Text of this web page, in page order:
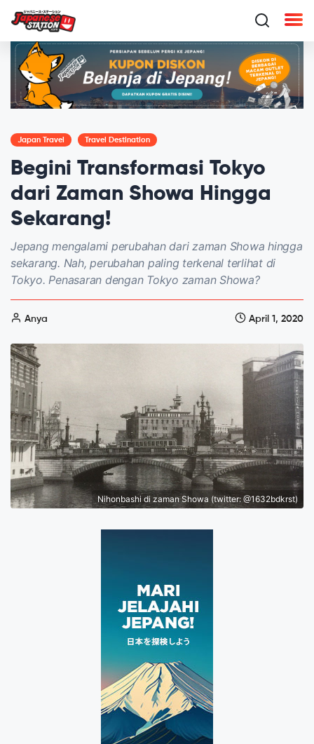
Japan Travel Travel Destination
Begini Transformasi Tokyo
dari Zaman Showa Hingga
Sekarang!
Jepang mengalami perubahan dari zaman Showa hingga
sekarang. Nah, perubahan paling terkenal terlihat di
Tokyo. Penasaran dengan Tokyo zaman Showa?
Anya April 1, 2020
Nihonbashi di zaman Showa (twitter: @1632bdkrst)